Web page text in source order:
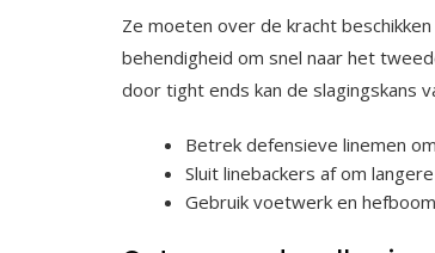
Ze moeten over de kracht
behendigheid om snel naar het
door tight ends kan de slagingskans
Betrek defensieve linemen
Sluit linebackers af om
Gebruik voetwerk en